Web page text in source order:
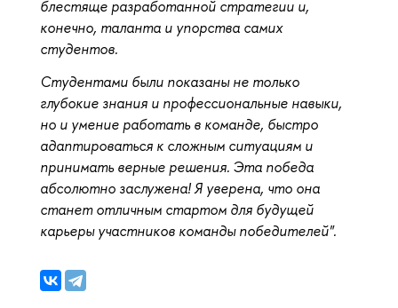
блестяще разработанной стратегии и,
конечно, таланта и упорства самих
студентов.
Студентами были показаны не только
глубокие знания и профессиональные навыки,
но и умение работать в команде, быстро
адаптироваться к сложным ситуациям и
принимать верные решения. Эта победа
абсолютно заслужена! Я уверена, что она
станет отличным стартом для будущей
карьеры участников команды победителей".